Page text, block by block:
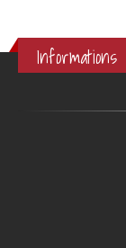
Informations